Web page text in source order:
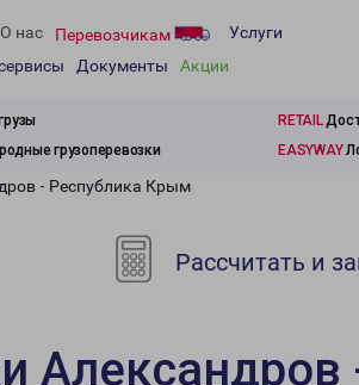
О нас Перевозчикам
Услуги
Документы Акции
RETAIL
грузоперевозки EASYWAY
- Республика Крым
Рассчитать и